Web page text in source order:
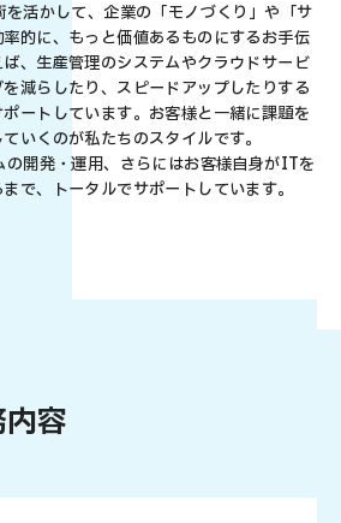
活かして、企業の「モノづくり」や「サ
的に、もっと価値あるものにするお手伝
、生産管理のシステムやクラウドサービ
減らしたり、スピードアップしたりする
ートしています。お客様と一緒に課題を
いくのが私たちのスタイルです。
開発・運用、さらにはお客様自身がITを
で、トータルでサポートしています。
容